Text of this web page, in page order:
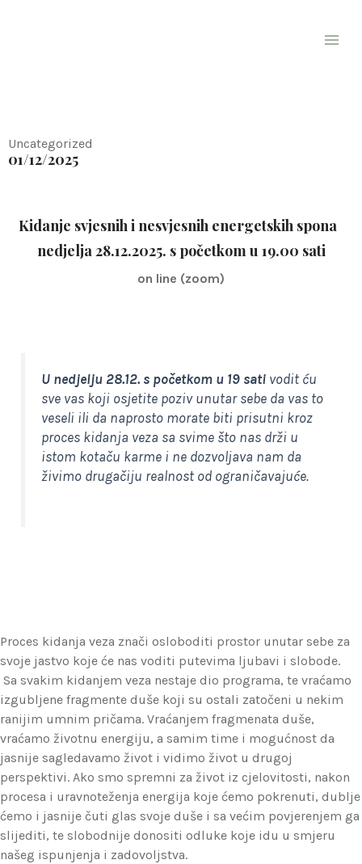
Uncategorized
01/12/2025
Kidanje svjesnih i nesvjesnih energetskih spona
nedjelja 28.12.2025. s početkom u 19.00 sati
on line (zoom)
U nedjelju 28.12. s početkom u 19 sati vodit ću
sve vas koji osjetite poziv unutar sebe da vas to
veseli ili da naprosto morate biti prisutni kroz
proces kidanja veza sa svime što nas drži u
istom kotaču karme i ne dozvoljava nam da
živimo drugačiju realnost od ograničavajuće.
Proces kidanja veza znači osloboditi prostor unutar sebe za
svoje jastvo koje će nas voditi putevima ljubavi i slobode.
Sa svakim kidanjem veza nestaje dio programa, te vraćamo
izgubljene fragmente duše koji su ostali zatočeni u nekim
ranijim umnim pričama. Vraćanjem fragmenata duše,
vraćamo životnu energiju, a samim time i mogućnost da
jasnije sagledavamo život i vidimo život u drugoj
perspektivi. Ako smo spremni za život iz cjelovitosti, nakon
procesa i uravnoteženja energija koje ćemo pokrenuti, dublje
ćemo i jasnije čuti glas svoje duše i sa većim povjerenjem ga
slijediti, te slobodnije donositi odluke koje idu u smjeru
našeg ispunjenja i zadovoljstva.